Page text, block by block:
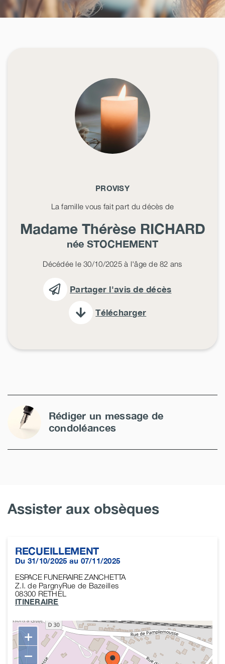
PROVISY
La famille vous fait part du décès de
Madame Thérèse RICHARD
née STOCHEMENT
Décédée le 30/10/2025 à l'âge de 82 ans
Partager l'avis de décès
Télécharger
Rédiger un message de
condoléances
Assister aux obsèques
RECUEILLEMENT
Du 31/10/2025 au 07/11/2025
ESPACE FUNERAIRE ZANCHETTA
Z.I. de PargnyRue de Bazeilles
08300 RETHEL
ITINERAIRE
+
−